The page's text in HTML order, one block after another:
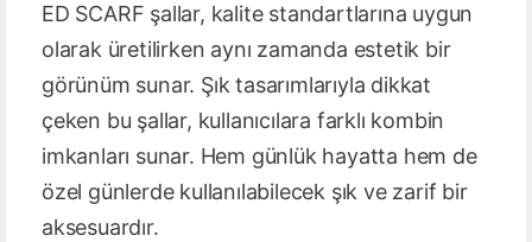
ED SCARF şallar, kalite standartlarına uygun
olarak üretilirken aynı zamanda estetik bir
görünüm sunar. Şık tasarımlarıyla dikkat
çeken bu şallar, kullanıcılara farklı kombin
imkanları sunar. Hem günlük hayatta hem de
özel günlerde kullanılabilecek şık ve zarif bir
aksesuardır.